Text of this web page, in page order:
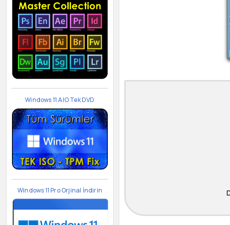
Windows 11 AIO Tek DVD
Windows 11 Pro Orjinal İndirin